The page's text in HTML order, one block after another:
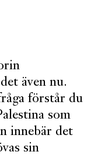
även nu.
förstår du
som
innebär det
sin